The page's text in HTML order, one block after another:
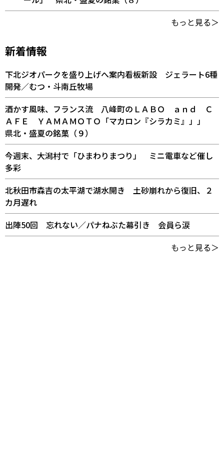
もっと見る＞
新着情報
下北ジオパークを盛り上げへ案内看板新設 ジェラート6種
開発／むつ・斗南丘牧場
酒かす風味、フランス流 八峰町のＬＡＢＯ ａｎｄ Ｃ
ＡＦＥ ＹＡＭＡＭＯＴＯ「マカロン『シラカミ』」」
県北・盛夏の銘菓（９）
今週末、大潟村で「ひまわりまつり」 ミニ電車など催し
多彩
北秋田市森吉の太平湖で湖水開き 土砂崩れから復旧、２
カ月遅れ
出陣50回 忘れない／パナねぶた幕引き 会員ら涙
もっと見る＞